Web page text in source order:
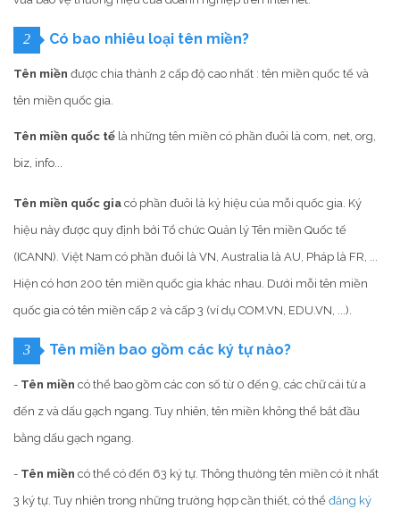
2 Có bao nhiêu loại tên miền?
Tên miền được chia thành 2 cấp độ cao nhất : tên miền quốc tế và
tên miền quốc gia.
Tên miền quốc tế là những tên miền có phần đuôi là com, net, org,
biz, info...
Tên miền quốc gia có phần đuôi là ký hiệu của mỗi quốc gia. Ký
hiệu này được quy định bởi Tổ chức Quản lý Tên miền Quốc tế
(ICANN). Việt Nam có phần đuôi là VN, Australia là AU, Pháp là FR, ...
Hiện có hơn 200 tên miền quốc gia khác nhau. Dưới mỗi tên miền
quốc gia có tên miền cấp 2 và cấp 3 (ví dụ COM.VN, EDU.VN, ...).
3 Tên miền bao gồm các ký tự nào?
- Tên miền có thể bao gồm các con số từ 0 đến 9, các chữ cái từ a
đến z và dấu gạch ngang. Tuy nhiên, tên miền không thể bắt đầu
bằng dấu gạch ngang.
- Tên miền có thể có đến 63 ký tự. Thông thường tên miền có ít nhất
3 ký tự. Tuy nhiên trong những trường hợp cần thiết, có thể đăng ký